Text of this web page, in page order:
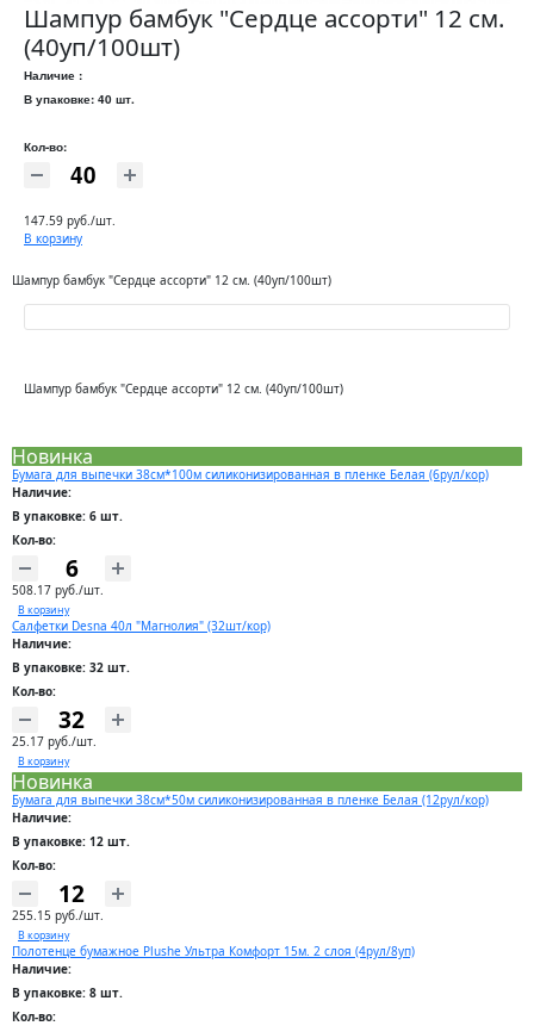
Шампур бамбук "Сердце ассорти" 12 см.
(40уп/100шт)
Наличие :
В упаковке: 40 шт.
Кол-во:
147.59 руб./шт.
В корзину
Шампур бамбук "Сердце ассорти" 12 см. (40уп/100шт)
Шампур бамбук "Сердце ассорти" 12 см. (40уп/100шт)
Новинка
Бумага для выпечки 38см*100м силиконизированная в пленке Белая (6рул/кор)
Наличие:
В упаковке: 6 шт.
Кол-во:
508.17 руб./шт.
В корзину
Салфетки Desna 40л "Магнолия" (32шт/кор)
Наличие:
В упаковке: 32 шт.
Кол-во:
25.17 руб./шт.
В корзину
Новинка
Бумага для выпечки 38см*50м силиконизированная в пленке Белая (12рул/кор)
Наличие:
В упаковке: 12 шт.
Кол-во:
255.15 руб./шт.
В корзину
Полотенце бумажное Plushe Ультра Комфорт 15м. 2 слоя (4рул/8уп)
Наличие:
В упаковке: 8 шт.
Кол-во: